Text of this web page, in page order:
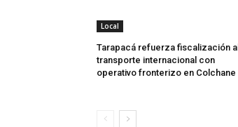
Local
Tarapacá refuerza fiscalización al
transporte internacional con
operativo fronterizo en Colchane